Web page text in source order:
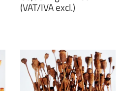
price
(VAT/IVA excl.)
(VAT/IVA
excl.)